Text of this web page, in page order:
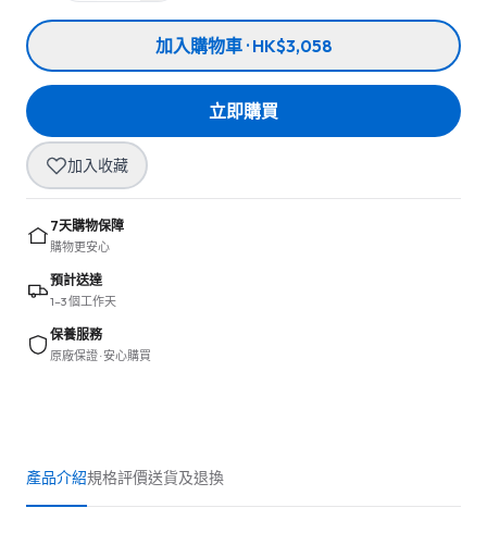
加入購物車 · HK$3,058
立即購買
加入收藏
7天購物保障
購物更安心
預計送達
1–3 個工作天
保養服務
原廠保證 · 安心購買
產品介紹規格評價送貨及退換